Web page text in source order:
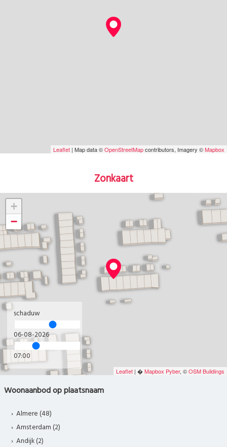
Leaflet | Map data ©OpenStreetMapcontributors, Imagery ©Mapbox
Zonkaart
+
−
Leaflet | �Mapbox Pyber, ©OSM Buildings
schaduw
06-08-2026
07:00
Woonaanbod op plaatsnaam
Almere (48)
Amsterdam (2)
Andijk (2)